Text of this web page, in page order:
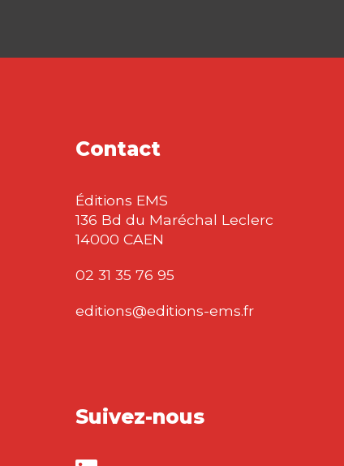
Contact
Éditions EMS
136 Bd du Maréchal Leclerc
14000 CAEN
02 31 35 76 95
editions@editions-ems.fr
Suivez-nous